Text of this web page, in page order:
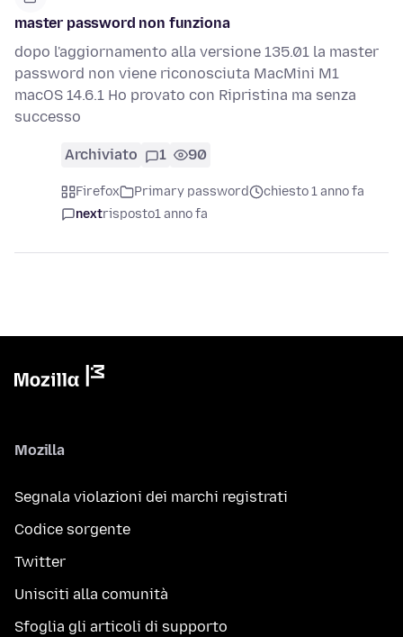
master password non funziona
dopo l'aggiornamento alla versione 135.01 la master
password non viene riconosciuta MacMini M1
macOS 14.6.1 Ho provato con Ripristina ma senza
successo
Archiviato 1 90
Firefox Primary password
chiesto 1 anno fa
nextrisposto1 anno fa
Mozilla
Segnala violazioni dei marchi registrati
Codice sorgente
Twitter
Unisciti alla comunità
Sfoglia gli articoli di supporto